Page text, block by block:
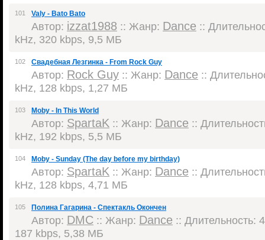
101 Valy - Bato Bato
Автор: izzat1988 :: Жанр: Dance ::
kHz, 320 kbps, 9,5 МБ
102 Свадебная Лезгинка - From Rock Guy
Автор: Rock Guy :: Жанр: Dance ::
kHz, 128 kbps, 1,27 МБ
103 Moby - In This World
Автор: SpartaK :: Жанр: Dance ::
kHz, 192 kbps, 5,5 МБ
104 Moby - Sunday (The day before my birthday)
Автор: SpartaK :: Жанр: Dance ::
kHz, 128 kbps, 4,71 МБ
105 Полина Гагарина - Спектакль Окончен
Автор: DMC :: Жанр: Dance :: Длительность:
187 kbps, 5,38 МБ